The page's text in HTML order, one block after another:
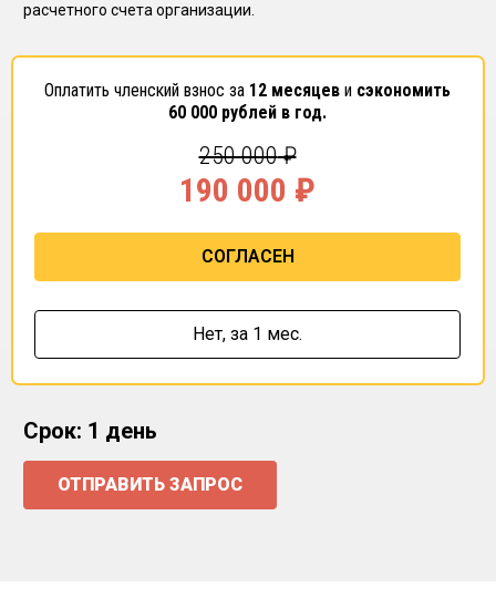
расчетного счета организации.
Оплатить членский взнос за 12 месяцев и сэкономить
60 000 рублей в год.
250 000₽
190 000 ₽
СОГЛАСЕН
Нет, за 1 мес.
Срок: 1 день
ОТПРАВИТЬ ЗАПРОС